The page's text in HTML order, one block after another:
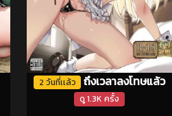
2 วันที่เเล้ว ถึงเวลาลงโทษแล้ว
ดู 1.3K ครั้ง